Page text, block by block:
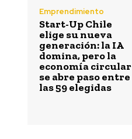
Emprendimiento
Start-Up Chile
elige su nueva
generación: la IA
domina, pero la
economía circular
se abre paso entre
las 59 elegidas